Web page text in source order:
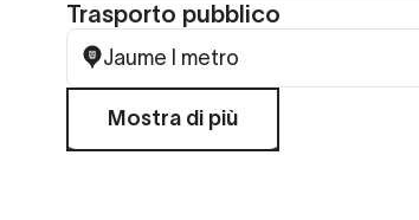
Trasporto pubblico
Jaume I metro
Mostra di più